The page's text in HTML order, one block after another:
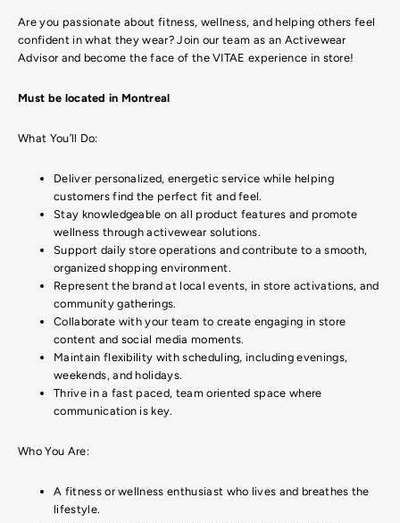
Are you passionate about fitness, wellness, and helping others feel
confident in what they wear? Join our team as an Activewear
Advisorand become the face of the VITAE experience in store!
Must be located in Montreal
What You’ll Do:
Deliver personalized, energetic service while helping
customers find the perfect fit and feel.
Stay knowledgeable on all product features and promote
wellness through activewear solutions.
Support daily store operations and contribute to a smooth,
organized shopping environment.
Represent the brand at local events, in store activations, and
community gatherings.
Collaborate with your team to create engaging in store
content and social media moments.
Maintain flexibility with scheduling, including evenings,
weekends, and holidays.
Thrive in a fast paced, team oriented space where
communication is key.
Who You Are:
A fitness or wellness enthusiast who lives and breathes the
lifestyle.